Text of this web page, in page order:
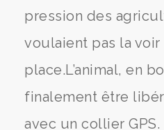
pression des
voulaient pas la
place.L’animal, en
finalement être
avec un collier GPS.